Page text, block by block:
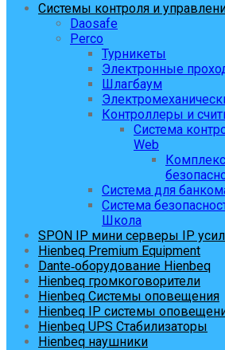
Системы контроля и
Daosafe
Perco
Турникеты
Электронные
Шлагбаум
Контроллеры и
Система
Web
Система для
Система
Школа
SPON IP мини серверы IP
Hienbeq Premium Equipment
Dante‑оборудование Hienbeq
Hienbeq громкоговорители
Hienbeq Системы оповещения
Hienbeq IP системы
Hienbeq UPS Стабилизаторы
Hienbeq наушники